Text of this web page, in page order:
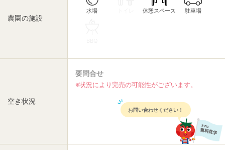
農園の施設
水場 休憩スペース 駐車場
空き状況
要問合せ
※状況により完売の可能性がございます。
お問い合わせください！